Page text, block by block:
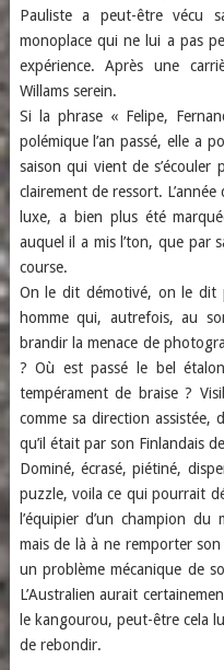
Pauliste a peut-être vécu
monoplace qui ne lui a pas
expérience. Après une
Willams serein.
Si la phrase « Felipe,
polémique l’an passé, elle a
saison qui vient de
clairement de ressort.
luxe, a bien plus été
auquel il a mis l’ton, que par
course.
On le dit démotivé, on le dit
homme qui, autrefois, au
brandir la menace de
? Où est passé le bel
tempérament de braise ?
comme sa direction
qu’il était par son Finlandais
Dominé, écrasé, piétiné,
puzzle, voila ce qui pourrait
l’équipier d’un champion du
mais de là à ne remporter
un problème mécanique de
L’Australien aurait
le kangourou, peut-être cela
de rebondir.